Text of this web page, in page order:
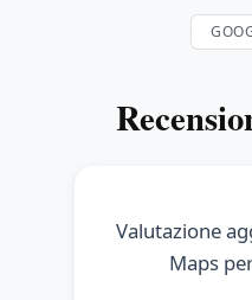
Valutazione
Maps